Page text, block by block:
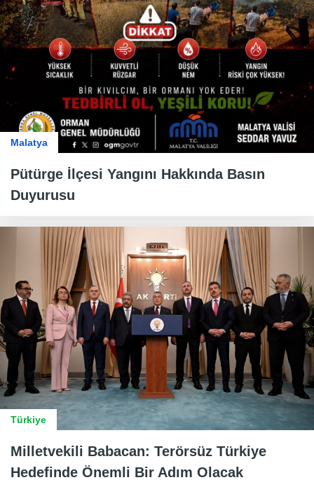
Malatya
Pütürge İlçesi Yangını Hakkında Basın
Duyurusu
Türkiye
Milletvekili Babacan: Terörsüz Türkiye
Hedefinde Önemli Bir Adım Olacak